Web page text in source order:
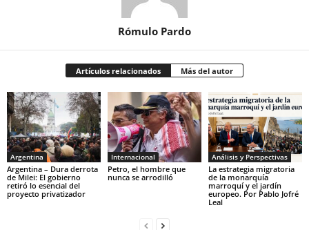
Rómulo Pardo
Artículos relacionados Más del autor
Argentina
Argentina – Dura derrota
de Milei: El gobierno
retiró lo esencial del
proyecto privatizador
Internacional
Petro, el hombre que
nunca se arrodilló
Análisis y Perspectivas
La estrategia migratoria
de la monarquía
marroquí y el jardín
europeo. Por Pablo Jofré
Leal